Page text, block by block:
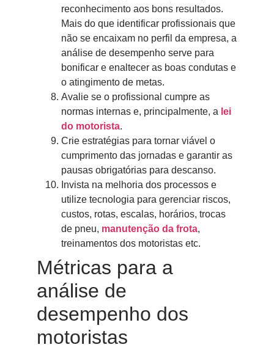
reconhecimento aos bons resultados.
Mais do que identificar profissionais que
não se encaixam no perfil da empresa, a
análise de desempenho serve para
bonificar e enaltecer as boas condutas e
o atingimento de metas.
Avalie se o profissional cumpre as
normas internas e, principalmente, a lei
do motorista.
Crie estratégias para tornar viável o
cumprimento das jornadas e garantir as
pausas obrigatórias para descanso.
Invista na melhoria dos processos e
utilize tecnologia para gerenciar riscos,
custos, rotas, escalas, horários, trocas
de pneu, manutenção da frota,
treinamentos dos motoristas etc.
Métricas para a
análise de
desempenho dos
motoristas